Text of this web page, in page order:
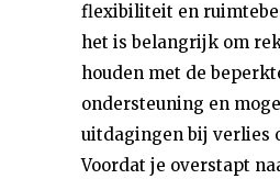
flexibiliteit en
het is belangrijk om
houden met de
ondersteuning en
uitdagingen bij verlies
Voordat je overstapt